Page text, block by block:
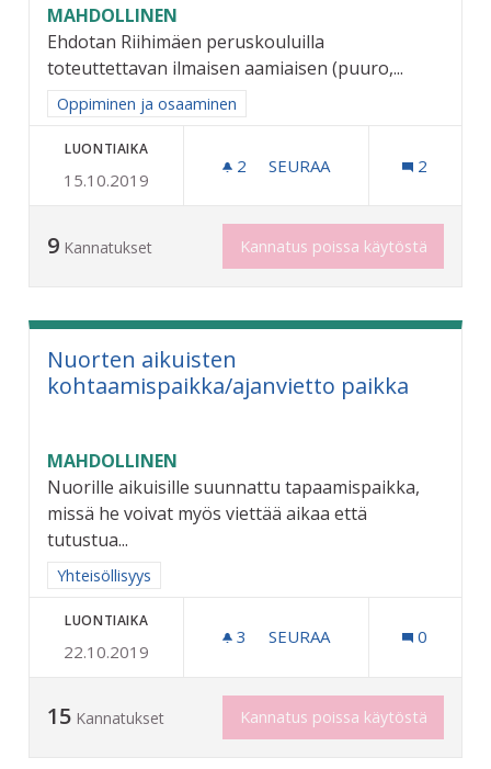
MAHDOLLINEN
Ehdotan Riihimäen peruskouluilla
toteuttettavan ilmaisen aamiaisen (puuro,...
Rajaa tulokset aihepiirin mukaan: Oppiminen ja osaaminen
Oppiminen ja osaaminen
LUONTIAIKA
15.10.2019
2 2 SEURAAJAA
SEURAA 2
9 Kannatukset Kannatus poissa käytöstä
Nuorten aikuisten
kohtaamispaikka/ajanvietto paikka
MAHDOLLINEN
Nuorille aikuisille suunnattu tapaamispaikka,
missä he voivat myös viettää aikaa että
tutustua...
Rajaa tulokset aihepiirin mukaan: Yhteisöllisyys
Yhteisöllisyys
LUONTIAIKA
22.10.2019
3 3 SEURAAJAA
SEURAA 0
15 Kannatukset Kannatus poissa käytöstä